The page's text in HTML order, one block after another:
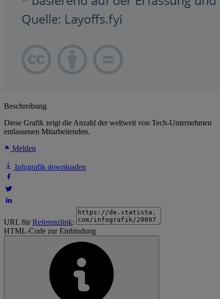
Beschreibung
Diese Grafik zeigt die Anzahl der weltweit von Tech-Unternehmen
entlassenen Mitarbeitenden.
Melden
Infografik downloaden
URL fürReferenzlink:
HTML-Code zur Einbindung